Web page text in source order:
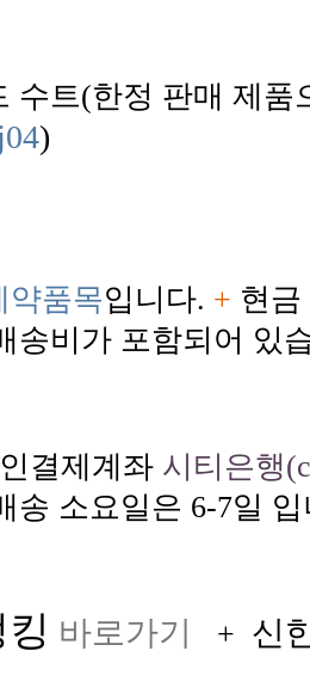
수트(한정 판매 제
)
약품목입니다. + 현
송비가 포함되어 있
결제계좌 시티은행
송 소요일은 6-7일
바로가기 + 신